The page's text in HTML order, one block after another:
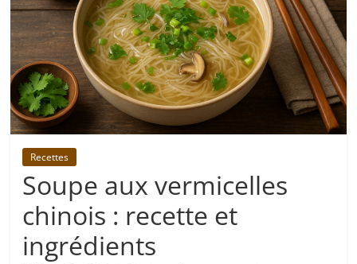
Recettes
Soupe aux vermicelles
chinois : recette et
ingrédients